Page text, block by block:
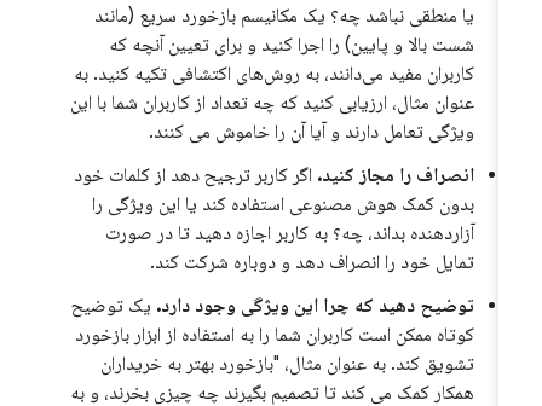
یا منطقی نباشد چه؟ یک مکانیسم بازخورد سریع (مانند
شست بالا و پایین) را اجرا کنید و برای تعیین آنچه که
کاربران مفید می‌دانند، به روش‌های اکتشافی تکیه کنید. به
عنوان مثال، ارزیابی کنید که چه تعداد از کاربران شما با این
ویژگی تعامل دارند و آیا آن را خاموش می کنند.
انصراف را مجاز کنید.اگر کاربر ترجیح دهد از کلمات خود
بدون کمک هوش مصنوعی استفاده کند یا این ویژگی را
آزاردهنده بداند، چه؟ به کاربر اجازه دهید تا در صورت
تمایل خود را انصراف دهد و دوباره شرکت کند.
توضیح دهید که چرا این ویژگی وجود دارد.یک توضیح
کوتاه ممکن است کاربران شما را به استفاده از ابزار بازخورد
تشویق کند. به عنوان مثال، "بازخورد بهتر به خریداران
همکار کمک می کند تا تصمیم بگیرند چه چیزی بخرند، و به